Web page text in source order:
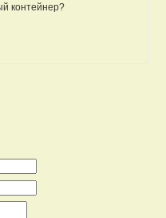
контейнер?